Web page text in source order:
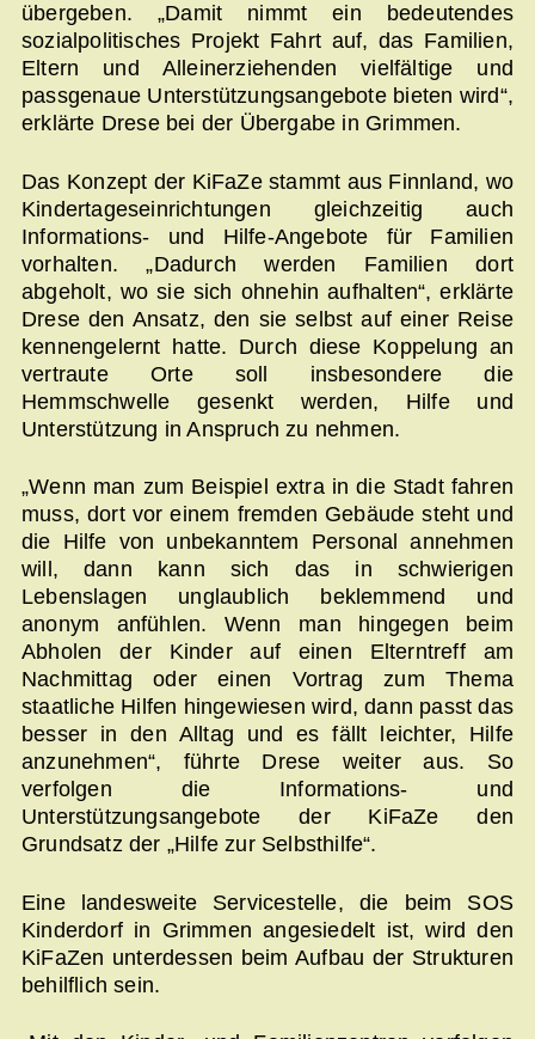
übergeben. „Damit nimmt ein bedeutendes
sozialpolitisches Projekt Fahrt auf, das Familien,
Eltern und Alleinerziehenden vielfältige und
passgenaue Unterstützungsangebote bieten wird“,
erklärte Drese bei der Übergabe in Grimmen.
Das Konzept der KiFaZe stammt aus Finnland, wo
Kindertageseinrichtungen gleichzeitig auch
Informations- und Hilfe-Angebote für Familien
vorhalten. „Dadurch werden Familien dort
abgeholt, wo sie sich ohnehin aufhalten“, erklärte
Drese den Ansatz, den sie selbst auf einer Reise
kennengelernt hatte. Durch diese Koppelung an
vertraute Orte soll insbesondere die
Hemmschwelle gesenkt werden, Hilfe und
Unterstützung in Anspruch zu nehmen.
„Wenn man zum Beispiel extra in die Stadt fahren
muss, dort vor einem fremden Gebäude steht und
die Hilfe von unbekanntem Personal annehmen
will, dann kann sich das in schwierigen
Lebenslagen unglaublich beklemmend und
anonym anfühlen. Wenn man hingegen beim
Abholen der Kinder auf einen Elterntreff am
Nachmittag oder einen Vortrag zum Thema
staatliche Hilfen hingewiesen wird, dann passt das
besser in den Alltag und es fällt leichter, Hilfe
anzunehmen“, führte Drese weiter aus. So
verfolgen die Informations- und
Unterstützungsangebote der KiFaZe den
Grundsatz der „Hilfe zur Selbsthilfe“.
Eine landesweite Servicestelle, die beim SOS
Kinderdorf in Grimmen angesiedelt ist, wird den
KiFaZen unterdessen beim Aufbau der Strukturen
behilflich sein.